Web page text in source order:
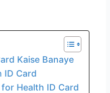
Kaise Banaye
ID Card
Health ID Card